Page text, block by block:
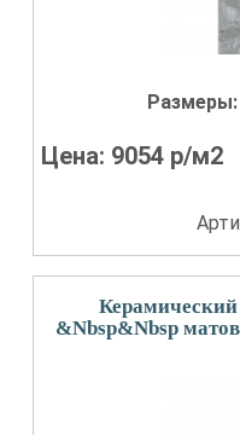
Размеры:
Цена: 9054 р/м2
&Nbsp&Nbsp